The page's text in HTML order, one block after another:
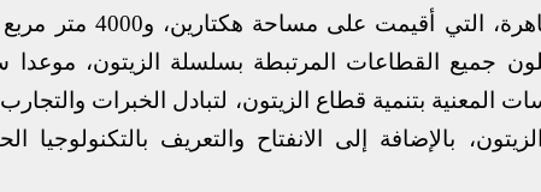
وشكلت هذه التظاهرة،
يمثلون جميع القطاعات المرتبطة بسلسلة الزيتون، موعدا
المعنية بتنمية قطاع الزيتون، لتبادل الخبرات
بالإضافة إلى الانفتاح والتعريف بالتكنولوجيا